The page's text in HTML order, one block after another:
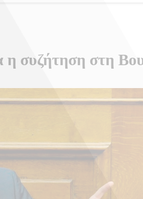
η συζήτηση στη